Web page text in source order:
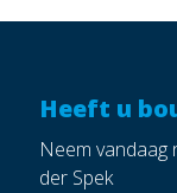
Heeft u
Neem vandaag
der Spek